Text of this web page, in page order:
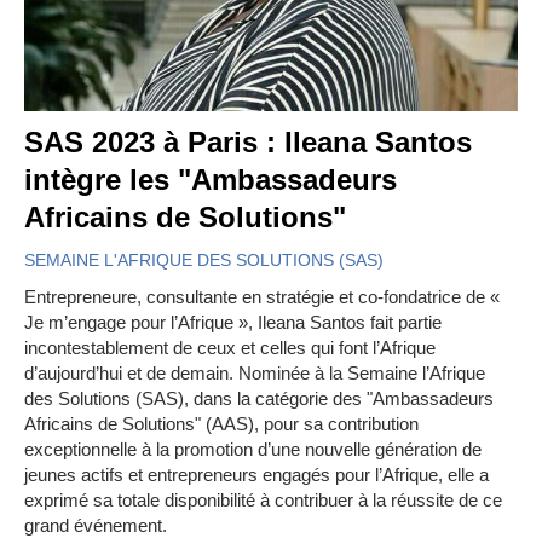
SAS 2023 à Paris : Ileana Santos
intègre les "Ambassadeurs
Africains de Solutions"
SEMAINE L'AFRIQUE DES SOLUTIONS (SAS)
Entrepreneure, consultante en stratégie et co-fondatrice de «
Je m’engage pour l’Afrique », Ileana Santos fait partie
incontestablement de ceux et celles qui font l’Afrique
d’aujourd’hui et de demain. Nominée à la Semaine l’Afrique
des Solutions (SAS), dans la catégorie des "Ambassadeurs
Africains de Solutions" (AAS), pour sa contribution
exceptionnelle à la promotion d’une nouvelle génération de
jeunes actifs et entrepreneurs engagés pour l’Afrique, elle a
exprimé sa totale disponibilité à contribuer à la réussite de ce
grand événement.